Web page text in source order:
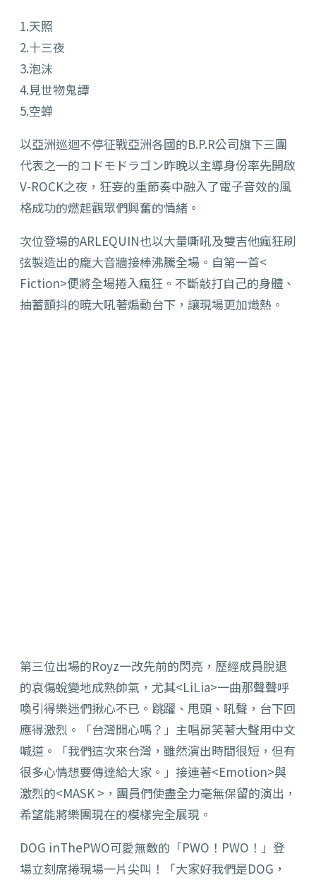
1.天照
2.十三夜
3.泡沫
4.見世物鬼譚
5.空蝉
以亞洲巡迴不停征戰亞洲各國的B.P.R公司旗下三團
代表之一的コドモドラゴン昨晚以主導身份率先開啟
V-ROCK之夜，狂妄的重節奏中融入了電子音效的風
格成功的燃起觀眾們興奮的情緒。
次位登場的ARLEQUIN也以大量嘶吼及雙吉他瘋狂刷
弦製造出的龐大音牆接棒沸騰全場。自第一首<
Fiction>便將全場捲入瘋狂。不斷敲打自己的身體、
抽蓄顫抖的暁大吼著煽動台下，讓現場更加熾熱。
第三位出場的Royz一改先前的閃亮，歷經成員脫退
的哀傷蛻變地成熟帥氣，尤其<LiLia>一曲那聲聲呼
喚引得樂迷們揪心不已。跳躍、甩頭、吼聲，台下回
應得激烈。「台灣開心嗎？」主唱昴笑著大聲用中文
喊道。「我們這次來台灣，雖然演出時間很短，但有
很多心情想要傳達給大家。」接連著<Emotion>與
激烈的<MASK >，團員們使盡全力毫無保留的演出，
希望能將樂團現在的模樣完全展現。
DOG inThePWO可愛無敵的「PWO！PWO！」登
場立刻席捲現場一片尖叫！「大家好我們是DOG，